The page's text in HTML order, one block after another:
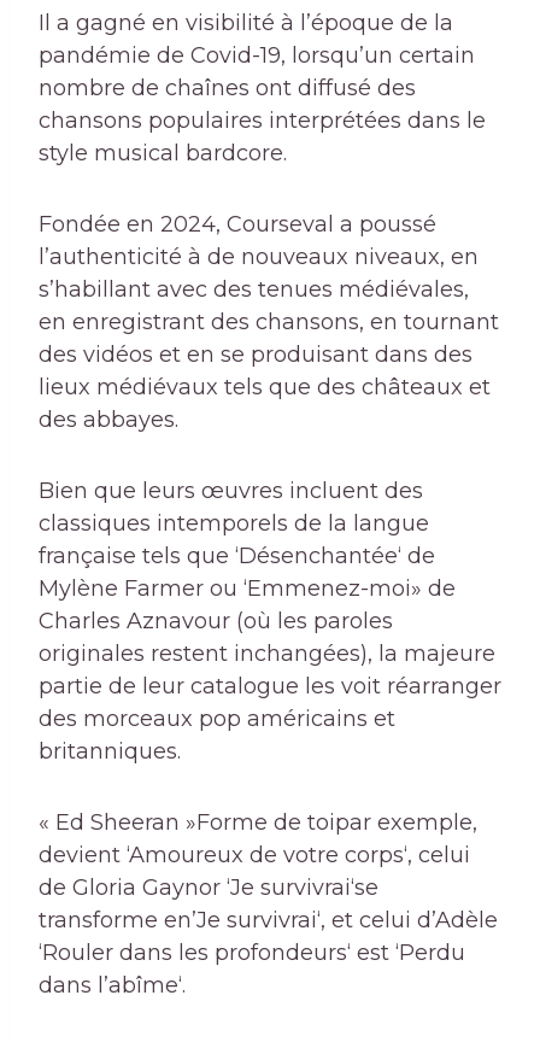
Il a gagné en visibilité à l’époque de la
pandémie de Covid-19, lorsqu’un certain
nombre de chaînes ont diffusé des
chansons populaires interprétées dans le
style musical bardcore.
Fondée en 2024, Courseval a poussé
l’authenticité à de nouveaux niveaux, en
s’habillant avec des tenues médiévales,
en enregistrant des chansons, en tournant
des vidéos et en se produisant dans des
lieux médiévaux tels que des châteaux et
des abbayes.
Bien que leurs œuvres incluent des
classiques intemporels de la langue
française tels que ‘Désenchantée‘ de
Mylène Farmer ou ‘Emmenez-moi» de
Charles Aznavour (où les paroles
originales restent inchangées), la majeure
partie de leur catalogue les voit réarranger
des morceaux pop américains et
britanniques.
« Ed Sheeran »Forme de toipar exemple,
devient ‘Amoureux de votre corps‘, celui
de Gloria Gaynor ‘Je survivrai‘se
transforme en’Je survivrai‘, et celui d’Adèle
‘Rouler dans les profondeurs‘ est ‘Perdu
dans l’abîme‘.